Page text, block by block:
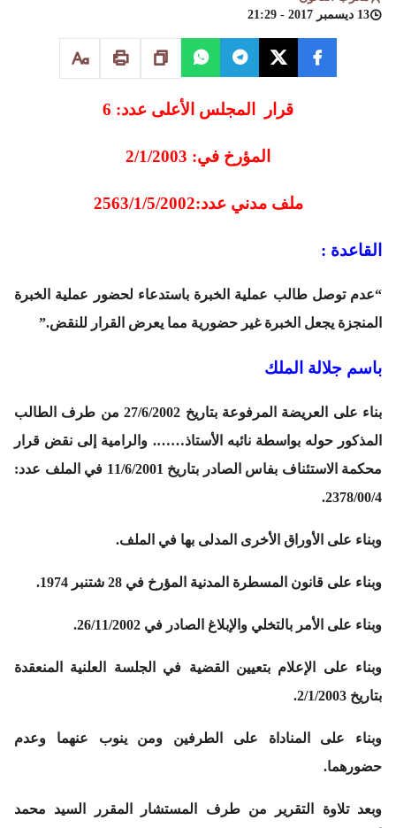
13 ديسمبر 2017 - 21:29
قرار المجلس الأعلى عدد: 6
المؤرخ في: 2/1/2003
ملف مدني عدد:2563/1/5/2002
القاعدة :
“عدم توصل طالب عملية الخبرة باستدعاء لحضور عملية الخبرة
المنجزة يجعل الخبرة غير حضورية مما يعرض القرار للنقض.”
باسم جلالة الملك
بناء على العريضة المرفوعة بتاريخ 27/6/2002 من طرف الطالب
المذكور حوله بواسطة نائبه الأستاذ……. والرامية إلى نقض قرار
محكمة الاستئناف بفاس الصادر بتاريخ 11/6/2001 في الملف عدد:
2378/00/4.
وبناء على الأوراق الأخرى المدلى بها في الملف.
وبناء على قانون المسطرة المدنية المؤرخ في 28 شتنبر 1974.
وبناء على الأمر بالتخلي والإبلاغ الصادر في 26/11/2002.
وبناء على الإعلام بتعيين القضية في الجلسة العلنية المنعقدة
بتاريخ 2/1/2003.
وبناء على المناداة على الطرفين ومن ينوب عنهما وعدم
حضورهما.
وبعد تلاوة التقرير من طرف المستشار المقرر السيد محمد